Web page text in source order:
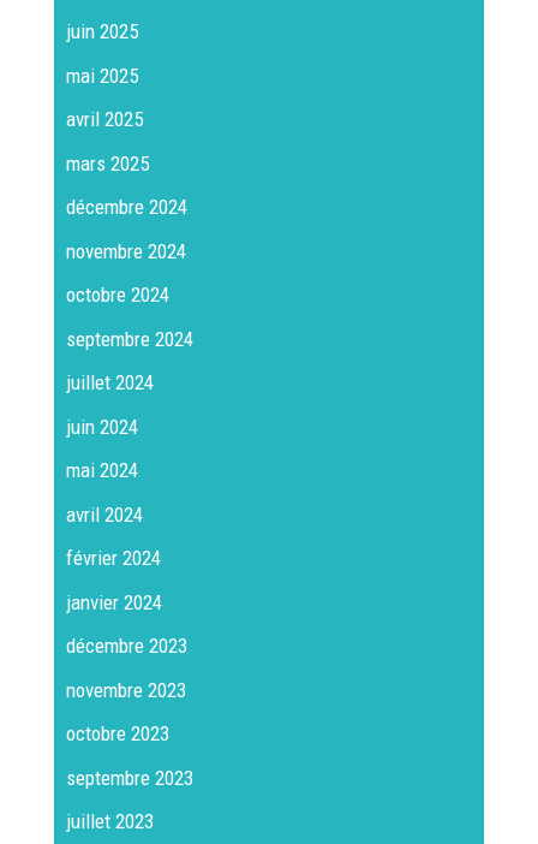
juin 2025
mai 2025
avril 2025
mars 2025
décembre 2024
novembre 2024
octobre 2024
septembre 2024
juillet 2024
juin 2024
mai 2024
avril 2024
février 2024
janvier 2024
décembre 2023
novembre 2023
octobre 2023
septembre 2023
juillet 2023